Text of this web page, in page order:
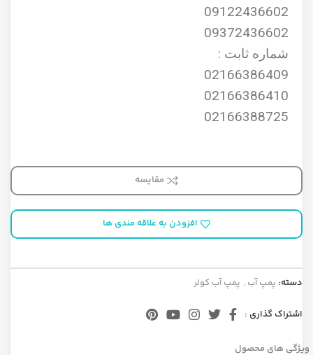
09122436602
09372436602
شماره ثابت :
02166386409
02166386410
02166388725
مقایسه
افزودن به علاقه مندی ها
دسته: پمپ آب , پمپ آب کولر
اشتراک گذاری :
ویژگی های محصول